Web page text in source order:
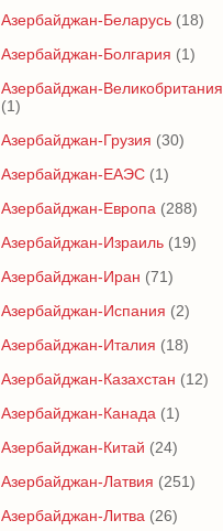
Азербайджан-Беларусь (18)
Азербайджан-Болгария (1)
Азербайджан-Великобритания
(1)
Азербайджан-Грузия (30)
Азербайджан-ЕАЭС (1)
Азербайджан-Европа (288)
Азербайджан-Израиль (19)
Азербайджан-Иран (71)
Азербайджан-Испания (2)
Азербайджан-Италия (18)
Азербайджан-Казахстан (12)
Азербайджан-Канада (1)
Азербайджан-Китай (24)
Азербайджан-Латвия (251)
Азербайджан-Литва (26)